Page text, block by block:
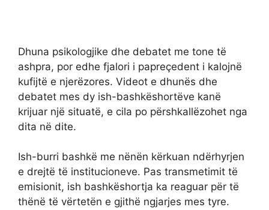
Dhuna psikologjike dhe debatet me tone të
ashpra, por edhe fjalori i papreçedent i kalojnë
kufijtë e njerëzores. Videot e dhunës dhe
debatet mes dy ish-bashkëshortëve kanë
krijuar një situatë, e cila po përshkallëzohet nga
dita në dite.
Ish-burri bashkë me nënën kërkuan ndërhyrjen
e drejtë të institucioneve. Pas transmetimit të
emisionit, ish bashkëshortja ka reaguar për të
thënë të vërtetën e gjithë ngjarjes mes tyre.